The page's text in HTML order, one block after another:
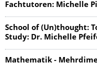
Fachtutoren: Michelle
School of (Un)thought:
Study: Dr. Michelle
Mathematik -